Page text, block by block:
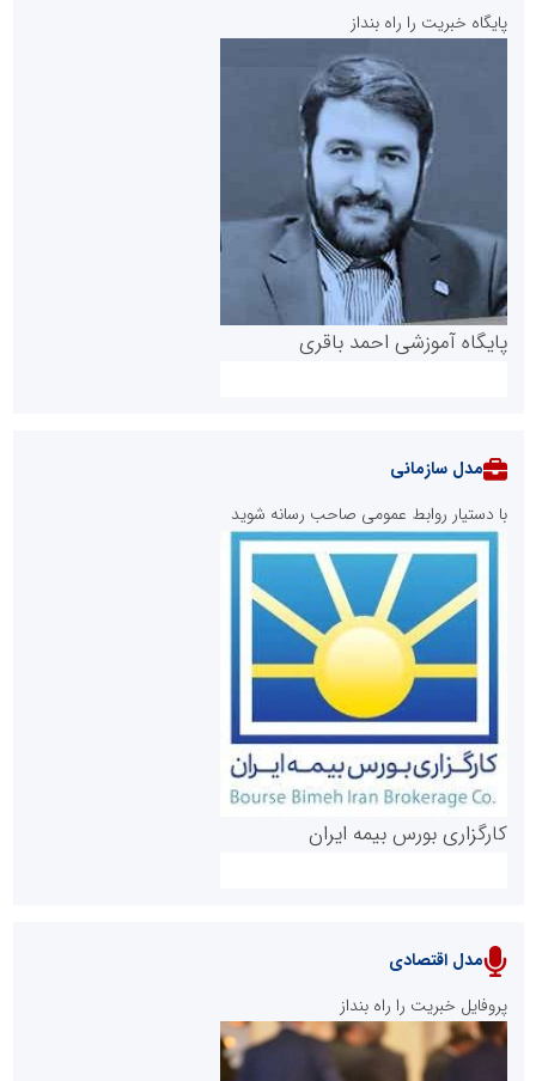
پایگاه خبریت را راه بنداز
پایگاه آموزشی احمد باقری
روابط عمومی خبرگزاری گزارش خبر
پایگاه خبری نهضت ملی مسکن
مدل سازمانی
با دستیار روابط عمومی صاحب رسانه شوید
کارگزاری بورس بیمه ایران
مدل اقتصادی
پروفایل خبریت را راه بنداز